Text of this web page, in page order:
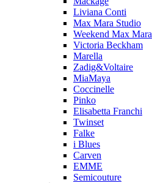
Liviana Conti
Max Mara Studio
Weekend Max Mara
Victoria Beckham
Marella
Zadig&Voltaire
MiaMaya
Coccinelle
Pinko
Elisabetta Franchi
Twinset
Falke
i Blues
Carven
EMME
Semicouture